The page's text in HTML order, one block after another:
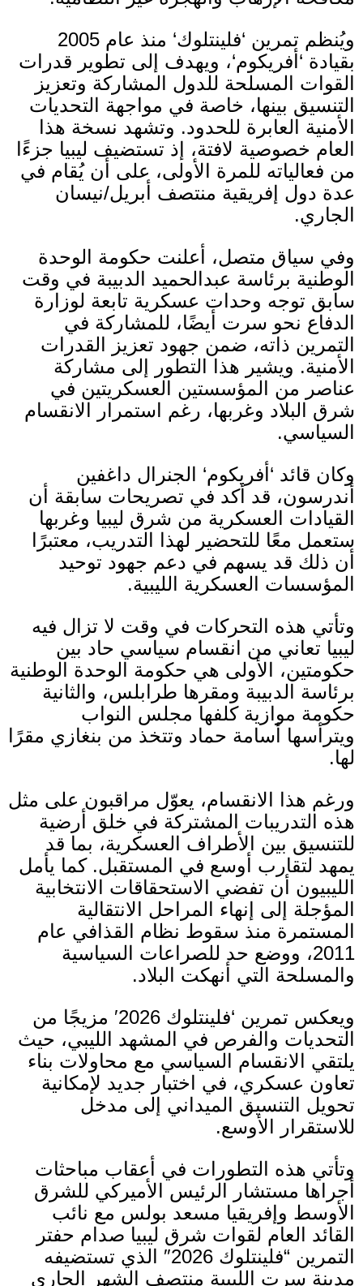
ويُنظم تمرين ‘فلينتلوك‘ منذ عام 2005
بقيادة ‘أفريكوم‘، ويهدف إلى تطوير قدرات
القوات المسلحة للدول المشاركة وتعزيز
التنسيق بينها، خاصة في مواجهة التحديات
الأمنية العابرة للحدود. وتشهد نسخة هذا
العام خصوصية لافتة، إذ تستضيف ليبيا جزءًا
من فعالياته للمرة الأولى، على أن يُقام في
عدة دول إفريقية منتصف أبريل/نيسان
الجاري.
وفي سياق متصل، أعلنت حكومة الوحدة
الوطنية برئاسة عبدالحميد الدبيبة في وقت
سابق توجه وحدات عسكرية تابعة لوزارة
الدفاع نحو سرت أيضًا، للمشاركة في
التمرين ذاته، ضمن جهود تعزيز القدرات
الأمنية. ويشير هذا التطور إلى مشاركة
عناصر من المؤسستين العسكريتين في
شرق البلاد وغربها، رغم استمرار الانقسام
السياسي.
وكان قائد ‘أفريكوم‘ الجنرال داغفين
أندرسون، قد أكد في تصريحات سابقة أن
القيادات العسكرية من شرق ليبيا وغربها
ستعمل معًا للتحضير لهذا التدريب، معتبرًا
أن ذلك قد يسهم في دعم جهود توحيد
المؤسسات العسكرية الليبية.
وتأتي هذه التحركات في وقت لا تزال فيه
ليبيا تعاني من انقسام سياسي حاد بين
حكومتين، الأولى هي حكومة الوحدة الوطنية
برئاسة الدبيبة ومقرها طرابلس، والثانية
حكومة موازية كلفها مجلس النواب
ويترأسها أسامة حماد وتتخذ من بنغازي مقرًا
لها.
ورغم هذا الانقسام، يعوّل مراقبون على مثل
هذه التدريبات المشتركة في خلق أرضية
للتنسيق بين الأطراف العسكرية، بما قد
يمهد لتقارب أوسع في المستقبل.كما يأمل
الليبيون أن تفضي الاستحقاقات الانتخابية
المؤجلة إلى إنهاء المراحل الانتقالية
المستمرة منذ سقوط نظام القذافي عام
2011، ووضع حد للصراعات السياسية
والمسلحة التي أنهكت البلاد.
ويعكس تمرين ‘فلينتلوك 2026′ مزيجًا من
التحديات والفرص في المشهد الليبي، حيث
يلتقي الانقسام السياسي مع محاولات بناء
تعاون عسكري، في اختبار جديد لإمكانية
تحويل التنسيق الميداني إلى مدخل
للاستقرار الأوسع.
وتأتي هذه التطورات في أعقاب مباحثات
أجراها مستشار الرئيس الأميركي للشرق
الأوسط وإفريقيا مسعد بولس مع نائب
القائد العام لقوات شرق ليبيا صدام حفتر
التمرين “فلينتلوك 2026″
الذي تستضيفه
مدينة سرت الليبية منتصف الشهر الجاري